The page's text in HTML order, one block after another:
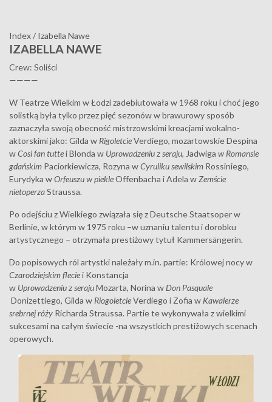
Index/ Izabella Nawe
IZABELLA NAWE
Crew: Soliści
————
W Teatrze Wielkim w Łodzi zadebiutowała w 1968 roku i choć jego
solistką była tylko przez pięć sezonów w brawurowy sposób
zaznaczyła swoją obecność mistrzowskimi kreacjami wokalno-
aktorskimi jako: Gilda w RigoletcieVerdiego, mozartowskie Despina
wCosi fan tuttei Blonda w Uprowadzeniu z seraju, Jadwiga w Romansie
gdańskim Paciorkiewicza, Rozyna wCyruliku sewilskim Rossiniego,
Eurydyka wOrfeuszu w piekleOffenbacha i Adela wZemście
nietoperzaStraussa.
Po odejściu z Wielkiego związała się z Deutsche Staatsoper w
Berlinie, w którym w 1975 roku –w uznaniu talentu i dorobku
artystycznego – otrzymała prestiżowy tytuł Kammersängerin.
Do popisowych ról artystki należały m.in. partie: Królowej nocy w
Czarodziejskim fleciei Konstancja
w Uprowadzeniu z serajuMozarta, Norina w Don Pasquale
Donizettiego, Gilda w RiogoletcieVerdiego i Zofia w Kawalerze
srebrnej róży Richarda Straussa. Partie te wykonywała z wielkimi
sukcesami na całym świecie -na wszystkich prestiżowych scenach
operowych.